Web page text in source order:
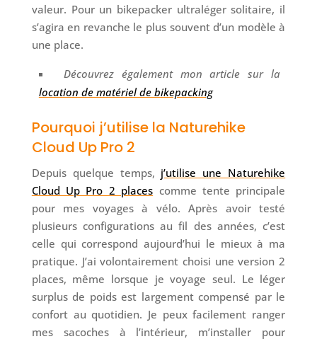
valeur. Pour un bikepacker ultraléger solitaire, il
s’agira en revanche le plus souvent d’un modèle à
une place.
Découvrez également mon article sur la
location de matériel de bikepacking
Pourquoi j’utilise la Naturehike
Cloud Up Pro 2
Depuis quelque temps, j’utilise une Naturehike
Cloud Up Pro 2 places comme tente principale
pour mes voyages à vélo. Après avoir testé
plusieurs configurations au fil des années, c’est
celle qui correspond aujourd’hui le mieux à ma
pratique. J’ai volontairement choisi une version 2
places, même lorsque je voyage seul. Le léger
surplus de poids est largement compensé par le
confort au quotidien. Je peux facilement ranger
mes sacoches à l’intérieur, m’installer pour